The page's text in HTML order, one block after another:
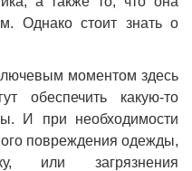
Однако стоит знать о
моментом здесь
обеспечить какую-то
И при необходимости
повреждения одежды,
или загрязнения